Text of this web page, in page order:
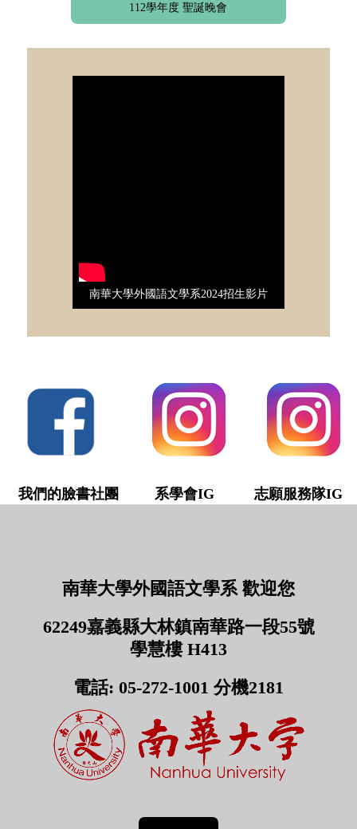
112學年度 聖誕晚會
南華大學外國語文學系2024招生影片
我們的臉書社團 系學會IG 志願服務隊IG
南華大學外國語文學系 歡迎您
62249嘉義縣大林鎮南華路一段55號
學慧樓 H413
電話: 05-272-1001 分機2181